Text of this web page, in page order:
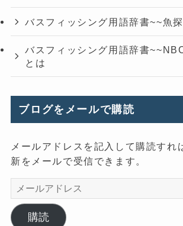
バスフィッシング用語辞書~~魚探
バスフィッシング用語辞書
とは
ブログをメールで購読
メールアドレスを記入して購読すれ
新をメールで受信できます。
メ
ー
ル
購読